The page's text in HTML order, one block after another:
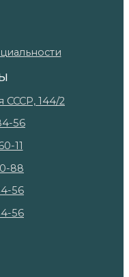
СССР, 144/2
56
11
88
56
56